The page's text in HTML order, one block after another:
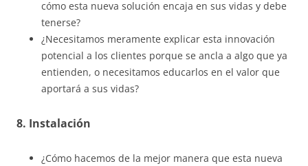
cómo esta nueva solución encaja en sus vidas y debe
tenerse?
¿Necesitamos meramente explicar esta innovación
potencial a los clientes porque se ancla a algo que ya
entienden, o necesitamos educarlos en el valor que
aportará a sus vidas?
8. Instalación
¿Cómo hacemos de la mejor manera que esta nueva